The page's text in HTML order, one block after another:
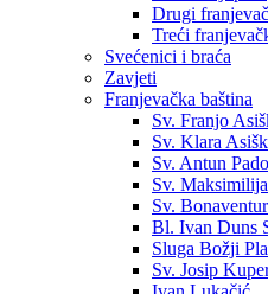
Drugi
Treći
Svećenici i braća
Zavjeti
Franjevačka baština
Sv. Franjo
Sv. Klara
Sv. Antun
Sv.
Sv.
Bl. Ivan Duns
Sluga Božji
Sv. Josip